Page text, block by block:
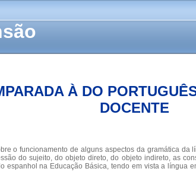
À DO
DOCENTE
o funcionamento de alguns aspectos da gramática
do sujeito, do objeto direto, do objeto indireto, as
na Educação Básica, tendo em vista a